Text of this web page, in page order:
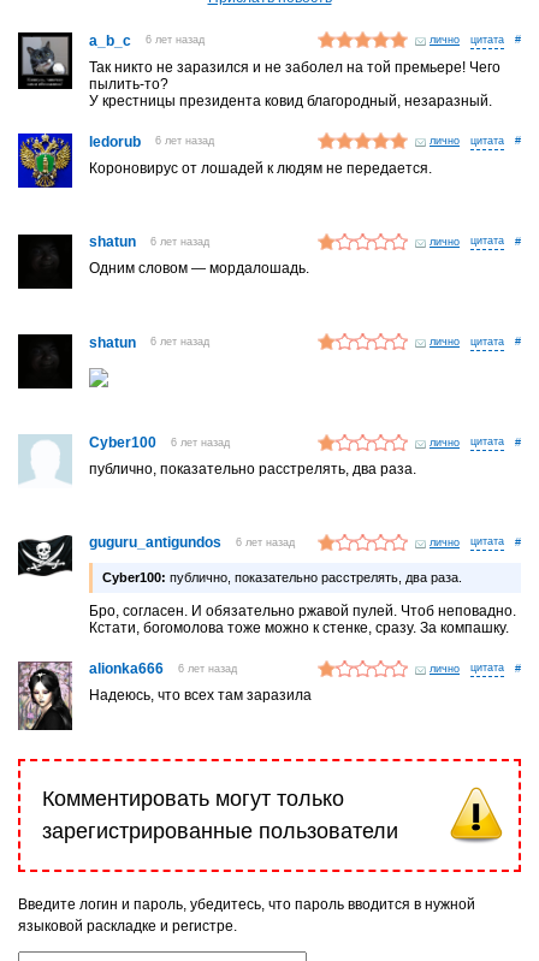
a_b_c 6 лет назад лично #
Так никто не заразился и не заболел на той премьере! Чего
пылить-то?
У крестницы президента ковид благородный, незаразный.
ledorub 6 лет назад лично #
Короновирус от лошадей к людям не передается.
shatun 6 лет назад лично #
Одним словом — мордалошадь.
shatun 6 лет назад лично #
Cyber100 6 лет назад лично #
публично, показательно расстрелять, два раза.
guguru_antigundos 6 лет назад лично #
Cyber100: публично, показательно расстрелять, два раза.
Бро, согласен. И обязательно ржавой пулей. Чтоб неповадно.
Кстати, богомолова тоже можно к стенке, сразу. За компашку.
alionka666 6 лет назад лично #
Надеюсь, что всех там заразила
Комментировать могут только
зарегистрированные пользователи
Введите логин и пароль, убедитесь, что пароль вводится в нужной
языковой раскладке и регистре.